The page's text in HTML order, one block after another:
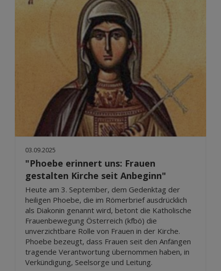
03.09.2025
"Phoebe erinnert uns: Frauen
gestalten Kirche seit Anbeginn"
Heute am 3. September, dem Gedenktag der
heiligen Phoebe, die im Römerbrief ausdrücklich
als Diakonin genannt wird, betont die Katholische
Frauenbewegung Österreich (kfbö) die
unverzichtbare Rolle von Frauen in der Kirche.
Phoebe bezeugt, dass Frauen seit den Anfängen
tragende Verantwortung übernommen haben, in
Verkündigung, Seelsorge und Leitung.